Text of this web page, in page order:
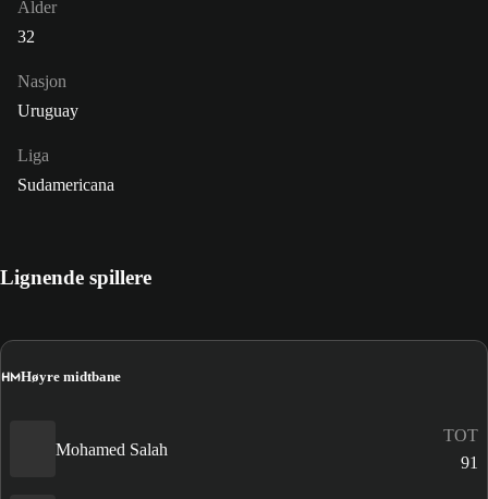
Alder
32
Nasjon
Uruguay
Liga
Sudamericana
Lignende spillere
HMHøyre midtbane
Mohamed Salah
TOT
91